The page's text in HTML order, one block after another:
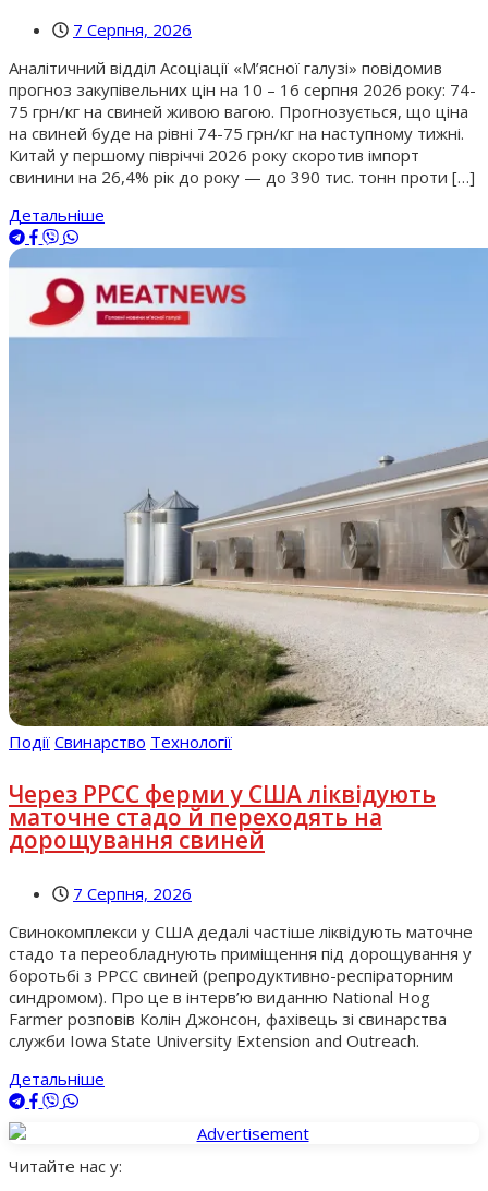
7 Серпня, 2026
Аналітичний відділ Асоціації «М’ясної галузі» повідомив
прогноз закупівельних цін на 10 – 16 серпня 2026 року: 74-
75 грн/кг на свиней живою вагою. Прогнозується, що ціна
на свиней буде на рівні 74-75 грн/кг на наступному тижні.
Китай у першому півріччі 2026 року скоротив імпорт
свинини на 26,4% рік до року — до 390 тис. тонн проти […]
Детальніше
Події Свинарство Технології
Через РРСС ферми у США ліквідують
маточне стадо й переходять на
дорощування свиней
7 Серпня, 2026
Свинокомплекси у США дедалі частіше ліквідують маточне
стадо та переобладнують приміщення під дорощування у
боротьбі з РРСС свиней (репродуктивно-респіраторним
синдромом). Про це в інтерв’ю виданню National Hog
Farmer розповів Колін Джонсон, фахівець зі свинарства
служби Iowa State University Extension and Outreach.
Детальніше
Читайте нас у: